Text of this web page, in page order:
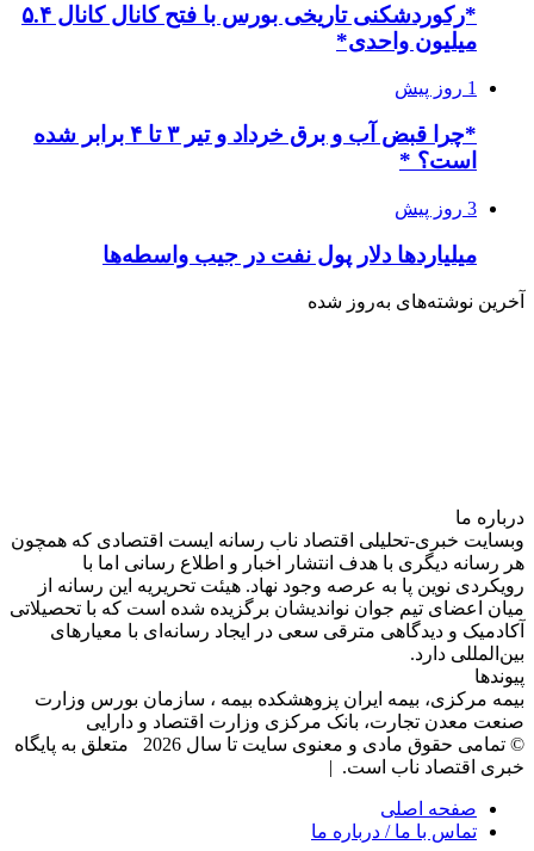
*رکوردشکنی تاریخی بورس با فتح کانال کانال ۵.۴
میلیون واحدی*
1 روز پیش
*چرا قبض آب و برق خرداد و تیر ۳ تا ۴ برابر شده
است؟ *
3 روز پیش
میلیاردها دلار پول نفت در جیب واسطه‌ها
آخرین نوشته‌های‌ به‌روز شده
درباره‌ ما
وبسایت خبری-تحلیلی اقتصاد ناب رسانه‌ ایست اقتصادی که همچون
هر رسانه دیگری با هدف انتشار اخبار و اطلاع رسانی اما با
رویکردی نوین پا به عرصه وجود نهاد. هیئت تحریریه این رسانه از
میان اعضای تیم جوان نواندیشان برگزیده شده است که با تحصیلاتی
آکادمیک و دیدگاهی‌ مترقی سعی در ایجاد رسانه‌ای با معیار‌های
بین‌المللی دارد.
پیوندها
بیمه مرکزی، بیمه ایران پزوهشکده بیمه ، سازمان بورس وزارت
صنعت معدن تجارت، بانک مرکزی وزارت اقتصاد و دارایی
© تمامی حقوق مادی و معنوی سایت تا سال 2026 متعلق به پایگاه
خبری اقتصاد ناب است. |
صفحه اصلی
تماس با ما / درباره ما